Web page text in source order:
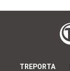
TREPORTA